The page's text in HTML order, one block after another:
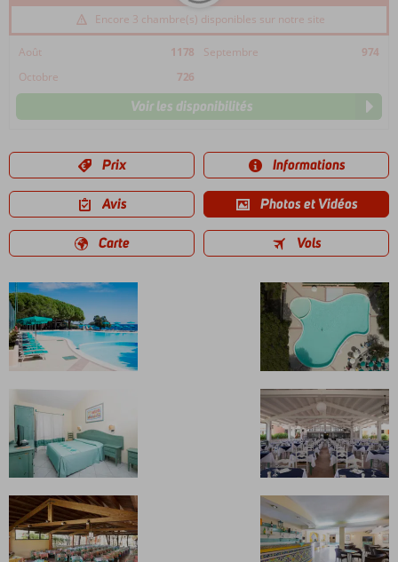
Encore 3 chambre(s) disponibles sur notre site
Août 1178 Septembre
974
Octobre
726
Voir les disponibilités
Prix Informations
Avis Photos et Vidéos
Carte Vols